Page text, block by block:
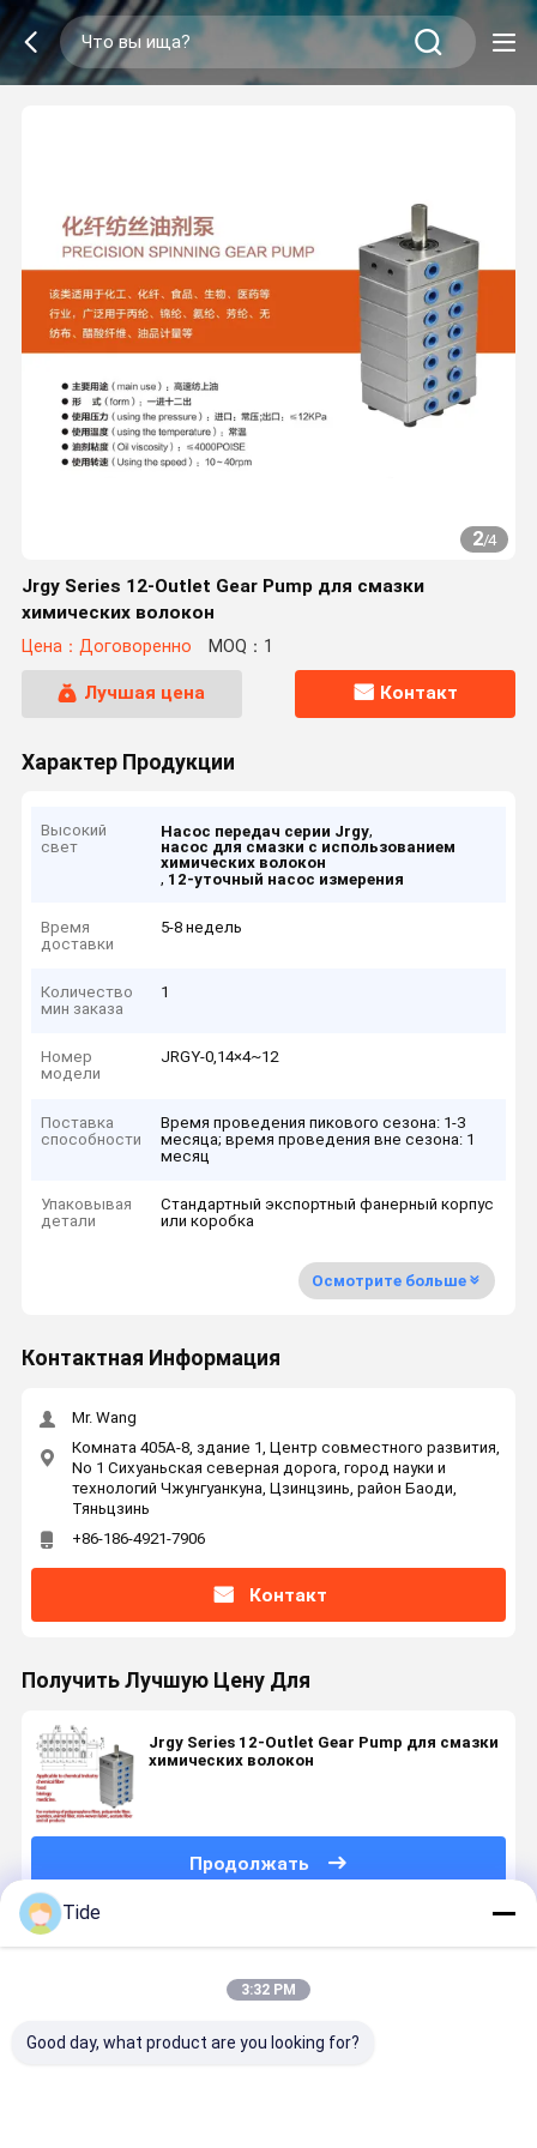
2/4
Jrgy Series 12-Outlet Gear Pump для смазки
химических волокон
Цена：Договоренно MOQ：1
Лучшая цена Контакт
Характер Продукции
Высокий
свет
Насос передач серии Jrgy,
насос для смазки с использованием
химических волокон
, 12-уточный насос измерения
Время
доставки
5-8 недель
Количество
мин заказа
1
Номер
модели
JRGY-0,14×4~12
Поставка
способности
Время проведения пикового сезона: 1-3
месяца; время проведения вне сезона: 1
месяц
Упаковывая
детали
Стандартный экспортный фанерный корпус
или коробка
Осмотрите больше
Контактная Информация
Mr. Wang
Комната 405A-8, здание 1, Центр совместного развития,
No 1 Сихуаньская северная дорога, город науки и
технологий Чжунгуанкуна, Цзинцзинь, район Баоди,
Тяньцзинь
+86-186-4921-7906
Контакт
Получить Лучшую Цену Для
Jrgy Series 12-Outlet Gear Pump для смазки
химических волокон
Продолжать
Порекомендованные Продукты
Tide
3:32 PM
Good day, what product are you looking for?